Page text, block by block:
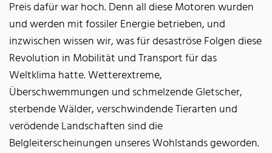
Preis dafür war hoch. Denn all diese Motoren wurden
und werden mit fossiler Energie betrieben, und
inzwischen wissen wir, was für desaströse Folgen diese
Revolution in Mobilität und Transport für das
Weltklima hatte. Wetterextreme,
Überschwemmungen und schmelzende Gletscher,
sterbende Wälder, verschwindende Tierarten und
verödende Landschaften sind die
Belgleiterscheinungen unseres Wohlstands geworden.